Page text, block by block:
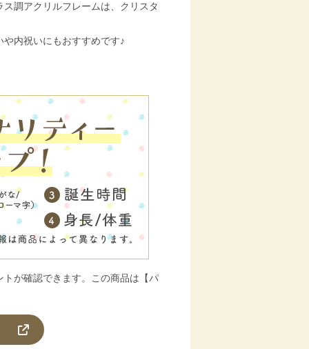
調アクリルフレームは、クリスタ
内祝いにもおすすめです♪
が確認できます。この商品は【パ